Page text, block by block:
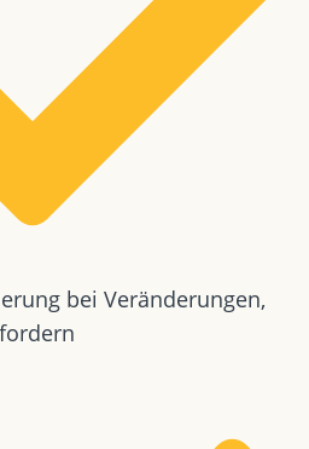
bei Veränderungen,